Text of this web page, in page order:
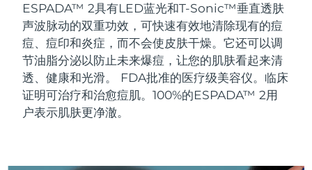
ESPADA™ 2具有LED蓝光和T-Sonic™垂直透肤
声波脉动的双重功效，可快速有效地清除现有的痘
痘、痘印和炎症，而不会使皮肤干燥。它还可以调
节油脂分泌以防止未来爆痘，让您的肌肤看起来清
透、健康和光滑。
FDA批准的医疗级美容仪。临床
证明可治疗和治愈痘肌。100%的ESPADA™ 2用
户表示肌肤更净澈。
面部清洁
LUNA™ 4 套装
Anti-aging massage
LUNA™ 4 Plus
紧致提拉
BEAR™ 2 套装
Microcurrent toning
BEAR™ 2 go
补水保湿
比利时 预计送达日期10/08/2026
百慕大 预计送达日期16/08/2026
波斯尼亚和黑塞哥维那 预计送达日期13/08/2026